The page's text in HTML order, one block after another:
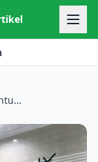
Shalawat Lewat Diba’ Akbar, Santuni Yatim dan Dorong UMKM